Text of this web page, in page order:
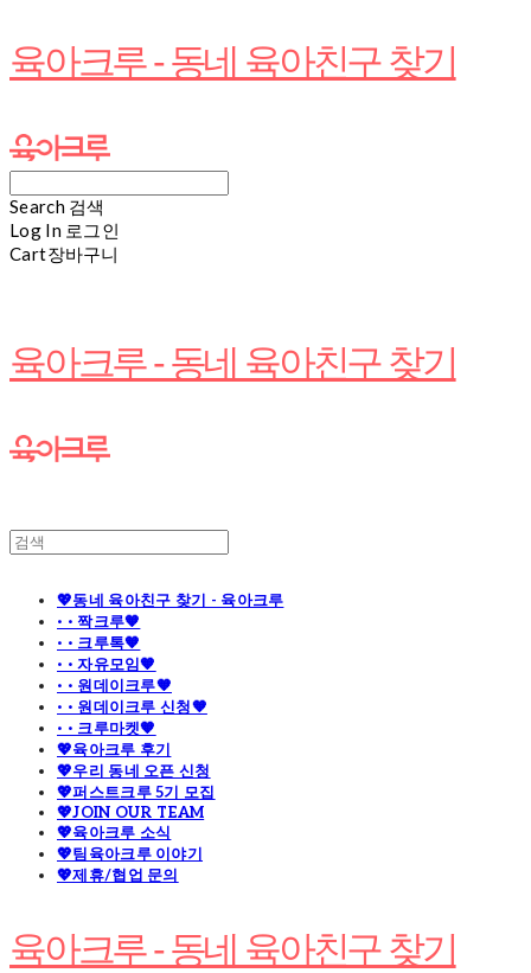
육아크루 - 동네 육아친구 찾기
Search 검색
Log In 로그인
Cart장바구니
육아크루 - 동네 육아친구 찾기
💖동네 육아친구 찾기 - 육아크루
· · 짝크루🧡
· · 크루톡🧡
· · 자유모임🧡
· · 원데이크루🧡
· · 원데이크루 신청🧡
· · 크루마켓🧡
💖육아크루 후기
💖우리 동네 오픈 신청
💖퍼스트크루 5기 모집
💖JOIN OUR TEAM
💖육아크루 소식
💖팀육아크루 이야기
💖제휴/협업 문의
육아크루 - 동네 육아친구 찾기